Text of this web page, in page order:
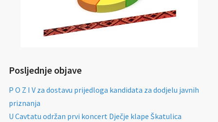
Posljednje objave
P O Z I V za dostavu prijedloga kandidata za dodjelu javnih
priznanja
U Cavtatu održan prvi koncert Dječje klape Škatulica